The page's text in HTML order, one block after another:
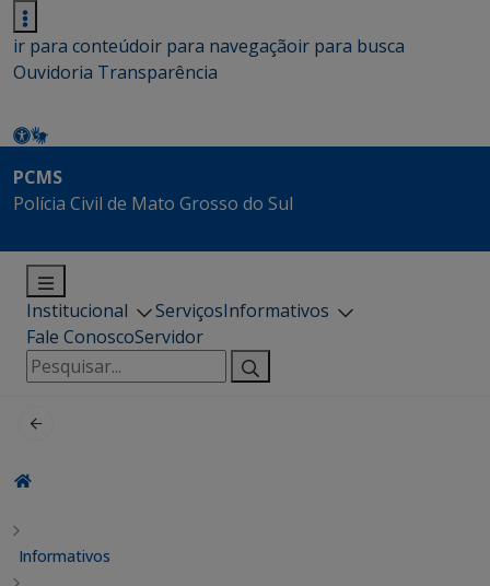
ir para conteúdoir para navegaçãoir para busca
Ouvidoria Transparência
PCMS
Polícia Civil de Mato Grosso do Sul
Institucional ServiçosInformativos
Fale ConoscoServidor
Pesquisar
por:
Informativos